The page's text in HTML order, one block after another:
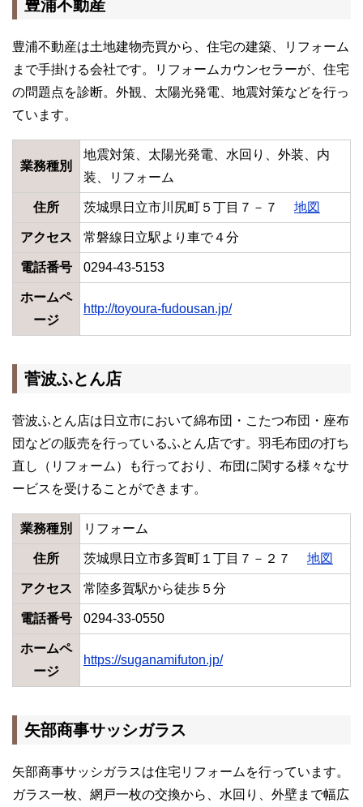
豊浦不動産
豊浦不動産は土地建物売買から、住宅の建築、リフォーム
まで手掛ける会社です。リフォームカウンセラーが、住宅
の問題点を診断。外観、太陽光発電、地震対策などを行っ
ています。
業務種別
地震対策、太陽光発電、水回り、外装、内
装、リフォーム
住所 茨城県日立市川尻町５丁目７－７ 地図
アクセス 常磐線日立駅より車で４分
電話番号 0294-43-5153
ホームペ
ージ
http://toyoura-fudousan.jp/
菅波ふとん店
菅波ふとん店は日立市において綿布団・こたつ布団・座布
団などの販売を行っているふとん店です。羽毛布団の打ち
直し（リフォーム）も行っており、布団に関する様々なサ
ービスを受けることができます。
業務種別 リフォーム
住所 茨城県日立市多賀町１丁目７－２７ 地図
アクセス 常陸多賀駅から徒歩５分
電話番号 0294-33-0550
ホームペ
ージ
https://suganamifuton.jp/
矢部商事サッシガラス
矢部商事サッシガラスは住宅リフォームを行っています。
ガラス一枚、網戸一枚の交換から、水回り、外壁まで幅広